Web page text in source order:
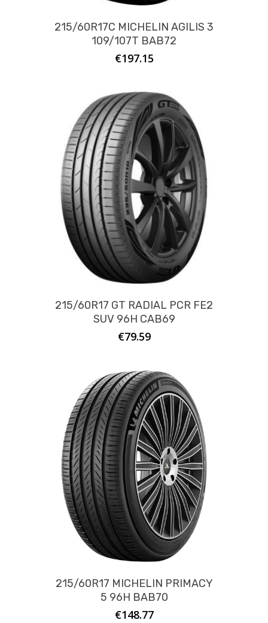
215/60R17C MICHELIN AGILIS 3
109/107T BAB72
€197.15
215/60R17 GT RADIAL PCR FE2
SUV 96H CAB69
€79.59
215/60R17 MICHELIN PRIMACY
5 96H BAB70
€148.77